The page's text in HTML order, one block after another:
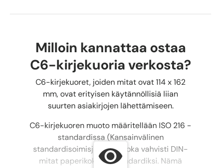
Milloin kannattaa ostaa
C6-kirjekuoria verkosta?
C6-kirjekuoret, joiden mitat ovat 114 x 162
mm, ovat erityisen käytännöllisiä liian
suurten asiakirjojen lähettämiseen.
C6-kirjekuoren muoto määritellään ISO 216 -
standardissa (Kansainvälinen
standardisoimisjärjestö), joka vahvisti DIN-
mitat paperikokojen standardiksi. Nämä